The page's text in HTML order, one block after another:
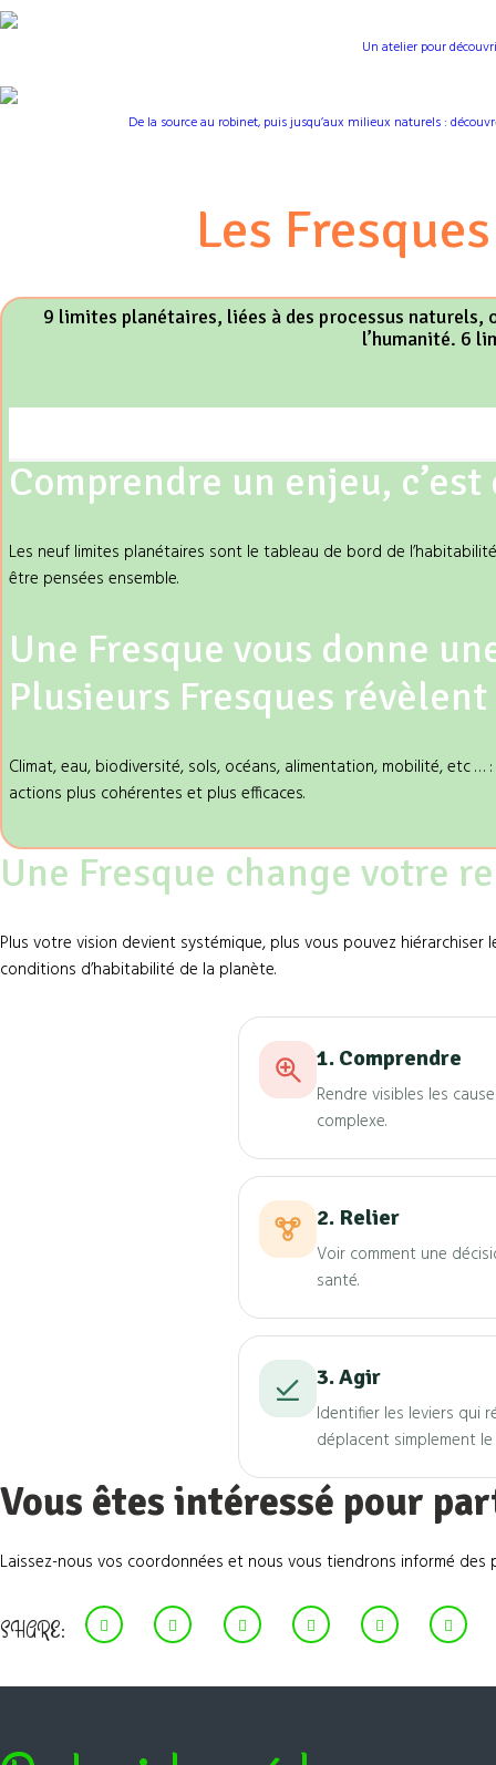
Un atelier pour
De la source au robinet, puis jusqu’aux milieux naturels :
Les
9 limites planétaires, liées à des processus naturels,
l’humanité. 6
Comprendre un enjeu,
Les neuf limites planétaires sont le tableau de bord de
être pensées ensemble.
Une Fresque vous donne
Plusieurs Fresques
Climat, eau, biodiversité, sols, océans, alimentation, mobilité, etc
actions plus cohérentes et plus efficaces.
Une Fresque change votre
Plus votre vision devient systémique, plus vous pouvez
conditions d’habitabilité de la planète.
1. Comprendre
Rendre visibles les
complexe.
2. Relier
Voir comment une
santé.
3. Agir
Identifier les leviers qui
déplacent simplement
Vous êtes intéressé pour
Laissez-nous vos coordonnées et nous vous tiendrons informé
SHARE: